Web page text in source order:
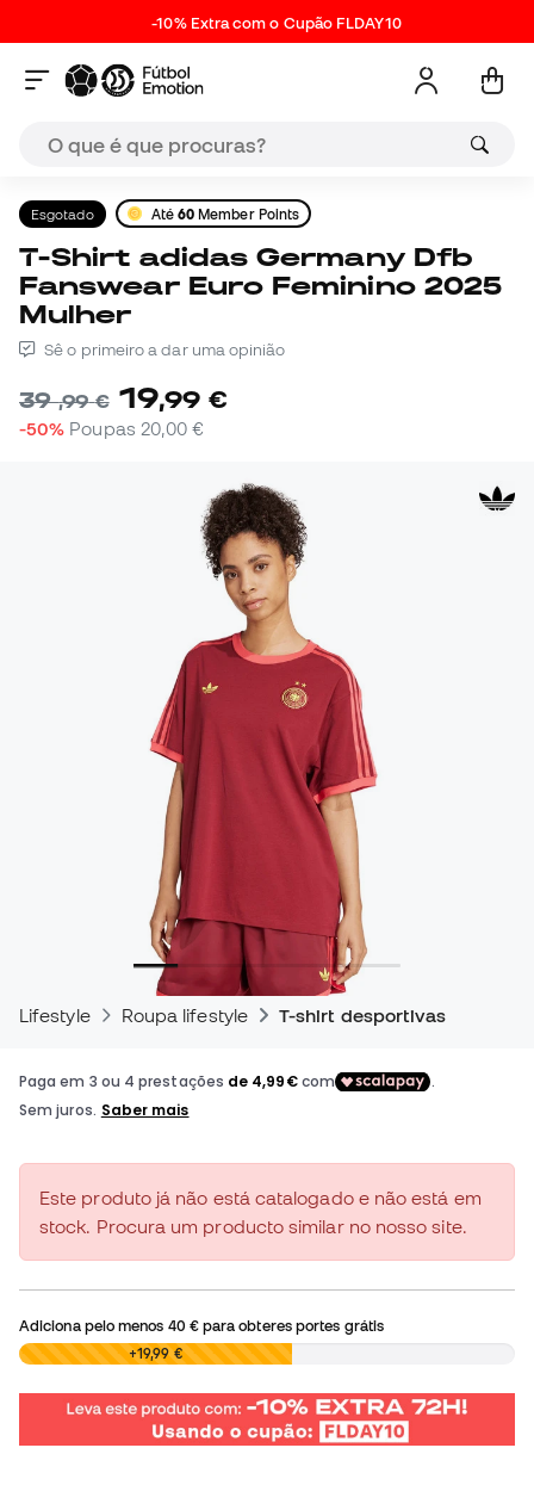
-10% Extra com o Cupão FLDAY10
Esgotado Até 60 Member Points
T-Shirt adidas Germany Dfb
Fanswear Euro Feminino 2025
Mulher
Sê o primeiro a dar uma opinião
39,99 € 19,99 €
-50% Poupas 20,00 €
Lifestyle Roupa lifestyle T-shirt desportivas
Este produto já não está catalogado e não está em
stock. Procura um producto similar no nosso site.
Adiciona pelo menos 40 €para obteres portes grátis
0,00 € +19,99 €